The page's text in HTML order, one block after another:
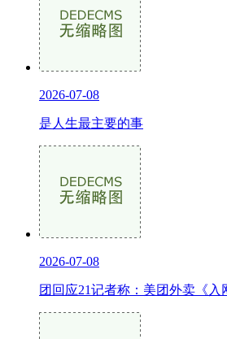
2026-07-08
是人生最主要的事
2026-07-08
团回应21记者称：美团外卖《入